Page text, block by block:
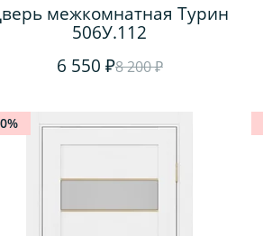
межкомнатная Турин
506У.112
6 550 ₽8 200 ₽